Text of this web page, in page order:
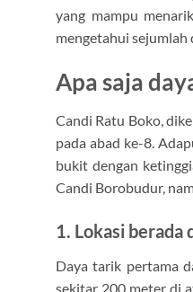
yang mampu
mengetahui
Apa saja
Candi Ratu Boko,
pada abad ke-8.
bukit dengan
Candi Borobudur,
1. Lokasi berada
Daya tarik pertama
sekitar 200 meter di